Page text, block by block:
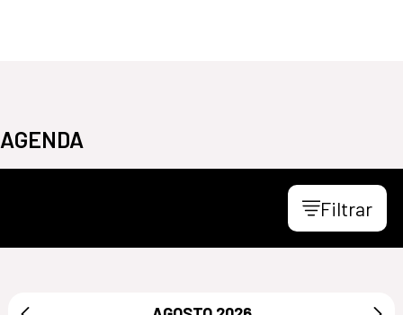
AGENDA
Filtrar